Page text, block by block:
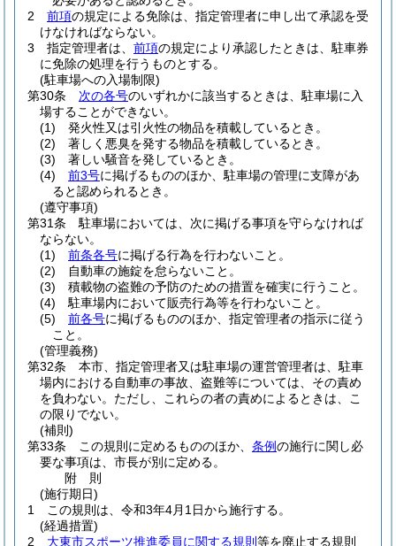
2
前項の規定による免除は、指定管理者に申し出て承認を受
けなければならない。
3
指定管理者は、 前項の規定により承認したときは、駐車券
に免除の処理を行うものとする。
(駐車場への入場制限)
第30条
次の各号のいずれかに該当するときは、駐車場に入
場することができない。
(1)
発火性又は引火性の物品を積載しているとき。
(2)
著しく悪臭を発する物品を積載しているとき。
(3)
著しい騒音を発しているとき。
(4)
前3号に掲げるもののほか、駐車場の管理に支障があ
ると認められるとき。
(遵守事項)
第31条
駐車場においては、次に掲げる事項を守らなければ
ならない。
(1)
前条各号に掲げる行為を行わないこと。
(2)
自動車の施錠を怠らないこと。
(3)
積載物の盗難の予防のための措置を確実に行うこと。
(4)
駐車場内において販売行為等を行わないこと。
(5)
前各号に掲げるもののほか、指定管理者の指示に従う
こと。
(管理義務)
第32条
本市、指定管理者又は駐車場の運営管理者は、駐車
場内における自動車の事故、盗難等については、その責め
を負わない。 ただし、これらの者の責めによるときは、こ
の限りでない。
(補則)
第33条
この規則に定めるもののほか、 条例の施行に関し必
要な事項は、市長が別に定める。
附 則
(施行期日)
1
この規則は、令和3年4月1日から施行する。
(経過措置)
2
大東市スポーツ推進委員に関する規則 等を廃止する規則